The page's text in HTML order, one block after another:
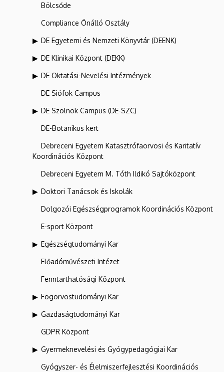
Bölcsőde
Compliance Önálló Osztály
DE Egyetemi és Nemzeti Könyvtár (DEENK)
DE Klinikai Központ (DEKK)
DE Oktatási-Nevelési Intézmények
DE Siófok Campus
DE Szolnok Campus (DE-SZC)
DE-Botanikus kert
Debreceni Egyetem Katasztrófaorvosi és Karitatív
Koordinációs Központ
Debreceni Egyetem M. Tóth Ildikó Sajtóközpont
Doktori Tanácsok és Iskolák
Dolgozói Egészségprogramok Koordinációs Központ
E-sport Központ
Egészségtudományi Kar
Előadóművészeti Intézet
Fenntarthatósági Központ
Fogorvostudományi Kar
Gazdaságtudományi Kar
GDPR Központ
Gyermeknevelési és Gyógypedagógiai Kar
Gyógyszer- és Élelmiszerfejlesztési Koordinációs